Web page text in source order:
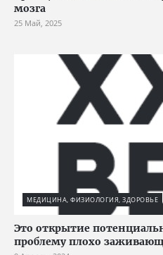
мозга
25 Май, 2025
МЕДИЦИНА, ФИЗИОЛОГИЯ, ЗДОРОВЬЕ
Это открытие
проблему плохо